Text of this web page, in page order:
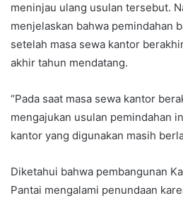
meninjau ulang usulan tersebut.
menjelaskan bahwa pemindahan
setelah masa sewa kantor
akhir tahun mendatang.
“Pada saat masa sewa kantor
mengajukan usulan pemindahan
kantor yang digunakan masih
Diketahui bahwa pembangunan
Pantai mengalami penundaan